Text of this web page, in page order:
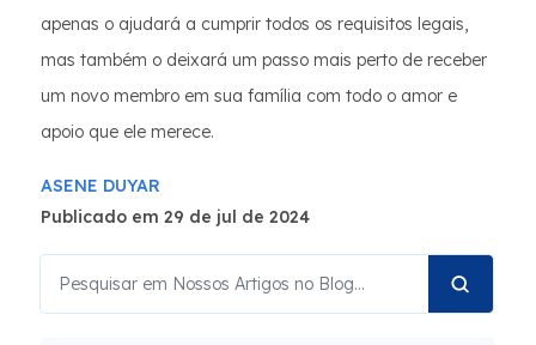
apenas o ajudará a cumprir todos os requisitos legais,
mas também o deixará um passo mais perto de receber
um novo membro em sua família com todo o amor e
apoio que ele merece.
ASENE DUYAR
Publicado em 29 de jul de 2024